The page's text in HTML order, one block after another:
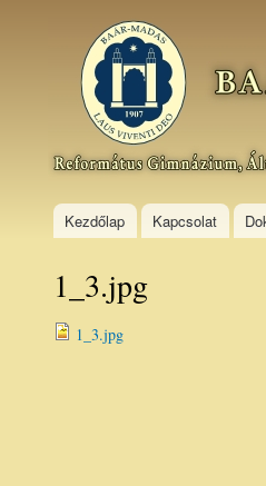
Baár–
Madas
Református
Gimnázium,
Általános
Kollégium
Kezdőlap Kapcsolat
1_3.jpg
1_3.jpg